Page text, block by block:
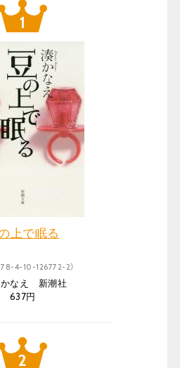
上で眠る
4-10-126772-2）
なえ 新潮社
637円